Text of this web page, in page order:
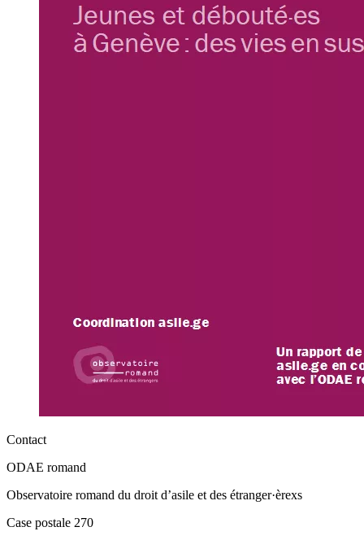
Contact
ODAE romand
Observatoire romand du droit d’asile et des étranger·èrexs
Case postale 270